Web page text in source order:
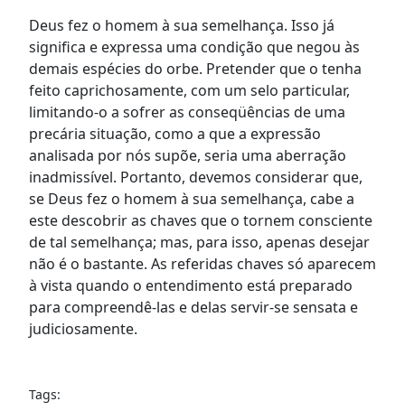
Deus fez o homem à sua semelhança. Isso já
significa e expressa uma condição que negou às
demais espécies do orbe. Pretender que o tenha
feito caprichosamente, com um selo particular,
limitando-o a sofrer as conseqüências de uma
precária situação, como a que a expressão
analisada por nós supõe, seria uma aberração
inadmissível. Portanto, devemos considerar que,
se Deus fez o homem à sua semelhança, cabe a
este descobrir as chaves que o tornem consciente
de tal semelhança; mas, para isso, apenas desejar
não é o bastante. As referidas chaves só aparecem
à vista quando o entendimento está preparado
para compreendê-las e delas servir-se sensata e
judiciosamente.
Tags: